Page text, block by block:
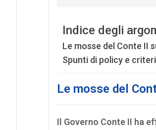
Indice degli
Le mosse del Conte II
Spunti di policy e
Le mosse del
Il Governo Conte II ha